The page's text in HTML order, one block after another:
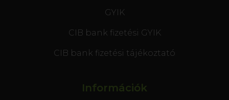
GYIK
CIB bank fizetési GYIK
CIB bank fizetési tájékoztató
Információk